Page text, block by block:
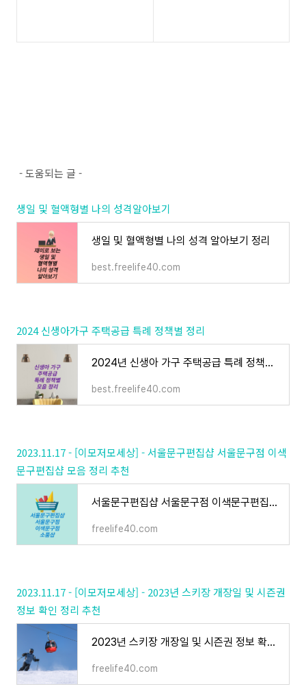
- 도움되는 글 -
생일 및 혈액형별 나의 성격알아보기
생일 및 혈액형별 나의 성격 알아보기 정리
best.freelife40.com
2024 신생아가구 주택공급 특례 정책별 정리
2024년 신생아 가구 주택공급 특례 정책별 모음 정리 추천
best.freelife40.com
2023.11.17 - [이모저모세상] - 서울문구편집샵 서울문구점 이색
문구편집샵 모음 정리 추천
서울문구편집샵 서울문구점 이색문구편집샵 모음 정리 추천
freelife40.com
2023.11.17 - [이모저모세상] - 2023년 스키장 개장일 및 시즌권
정보 확인 정리 추천
2023년 스키장 개장일 및 시즌권 정보 확인 정리 추천
freelife40.com